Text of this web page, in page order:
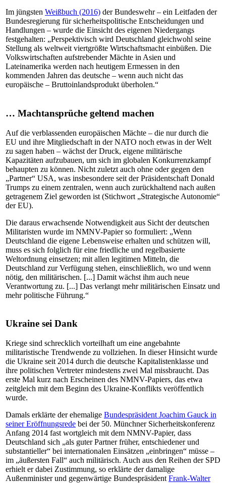
Im jüngsten Weißbuch (2016) der Bundeswehr – ein Leitfaden der
Bundesregierung für sicherheitspolitische Entscheidungen und
Handlungen – wurde die Einsicht des eigenen Niedergangs
festgehalten: „Perspektivisch wird Deutschland gleichwohl seine
Stellung als weltweit viertgrößte Wirtschaftsmacht einbüßen. Die
Volkswirtschaften aufstrebender Mächte in Asien und
Lateinamerika werden nach heutigem Ermessen in den
kommenden Jahren das deutsche – wenn auch nicht das
europäische – Bruttoinlandsprodukt überholen.“
… Machtansprüche geltend machen
Auf die verblassenden europäischen Mächte – die nur durch die
EU und ihre Mitgliedschaft in der NATO noch etwas in der Welt
zu sagen haben – wächst der Druck, eigene militärische
Kapazitäten aufzubauen, um sich im globalen Konkurrenzkampf
behaupten zu können. Nicht zuletzt auch ohne oder gegen den
„Partner“ USA, was insbesondere seit der Präsidentschaft Donald
Trumps zu einem zentralen, wenn auch zurückhaltend nach außen
getragenem Ziel geworden ist (Stichwort „Strategische Autonomie“
der EU).
Die daraus erwachsende Notwendigkeit aus Sicht der deutschen
Militaristen wurde im NMNV-Papier so formuliert: „Wenn
Deutschland die eigene Lebensweise erhalten und schützen will,
muss es sich folglich für eine friedliche und regelbasierte
Weltordnung einsetzen; mit allen legitimen Mitteln, die
Deutschland zur Verfügung stehen, einschließlich, wo und wenn
nötig, den militärischen. [...] Damit wächst ihm auch neue
Verantwortung zu. [...] Das verlangt mehr militärischen Einsatz und
mehr politische Führung.“
Ukraine sei Dank
Kriege sind schrecklich vorteilhaft um eine angebahnte
militaristische Trendwende zu vollziehen. In dieser Hinsicht wurde
die Ukraine seit 2014 durch die deutsche Kapitalistenklasse und
ihre politischen Vertreter mindestens zwei Mal missbraucht. Das
erste Mal kurz nach Erscheinen des NMNV-Papiers, das etwa
zeitgleich mit dem Beginn des Ukraine-Konflikts veröffentlich
wurde.
Damals erklärte der ehemalige Bundespräsident Joachim Gauck in
seiner Eröffnungsrede bei der 50. Münchner Sicherheitskonferenz
Anfang 2014 fast wortgleich mit dem NMNV-Papier, dass
Deutschland sich „als guter Partner früher, entschiedener und
substantieller“ bei internationalen Einsätzen „einbringen“ müsse –
im „äußersten Fall“ auch militärisch. Auch aus den Reihen der SPD
erhielt er dabei Zustimmung, so erklärte der damalige
Außenminister und gegenwärtige Bundespräsident Frank-Walter